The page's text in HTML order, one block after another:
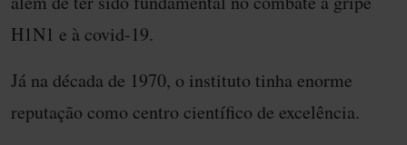
H1N1 e à covid-19.
Já na década de 1970, o instituto tinha enorme
reputação como centro científico de excelência.